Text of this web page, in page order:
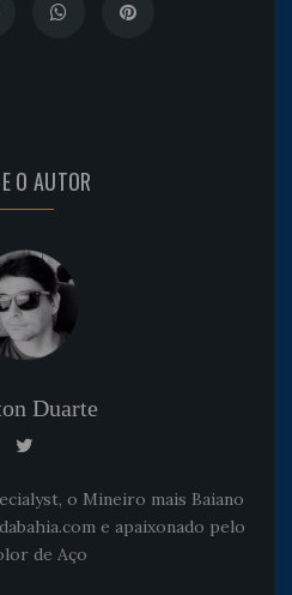
O AUTOR
Duarte
o Mineiro mais Baiano
e apaixonado pelo
de Aço